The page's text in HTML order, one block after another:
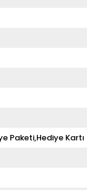
Paketi,Hediye Kartı